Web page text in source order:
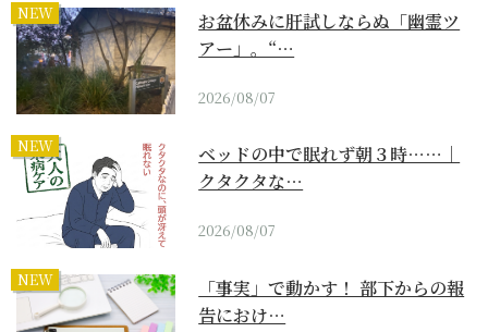
NEW
お盆休みに肝試しならぬ「幽霊ツ
アー」。“…
2026/08/07
NEW
ベッドの中で眠れず朝３時……｜
クタクタな…
2026/08/07
NEW
「事実」で動かす！ 部下からの報
告におけ…